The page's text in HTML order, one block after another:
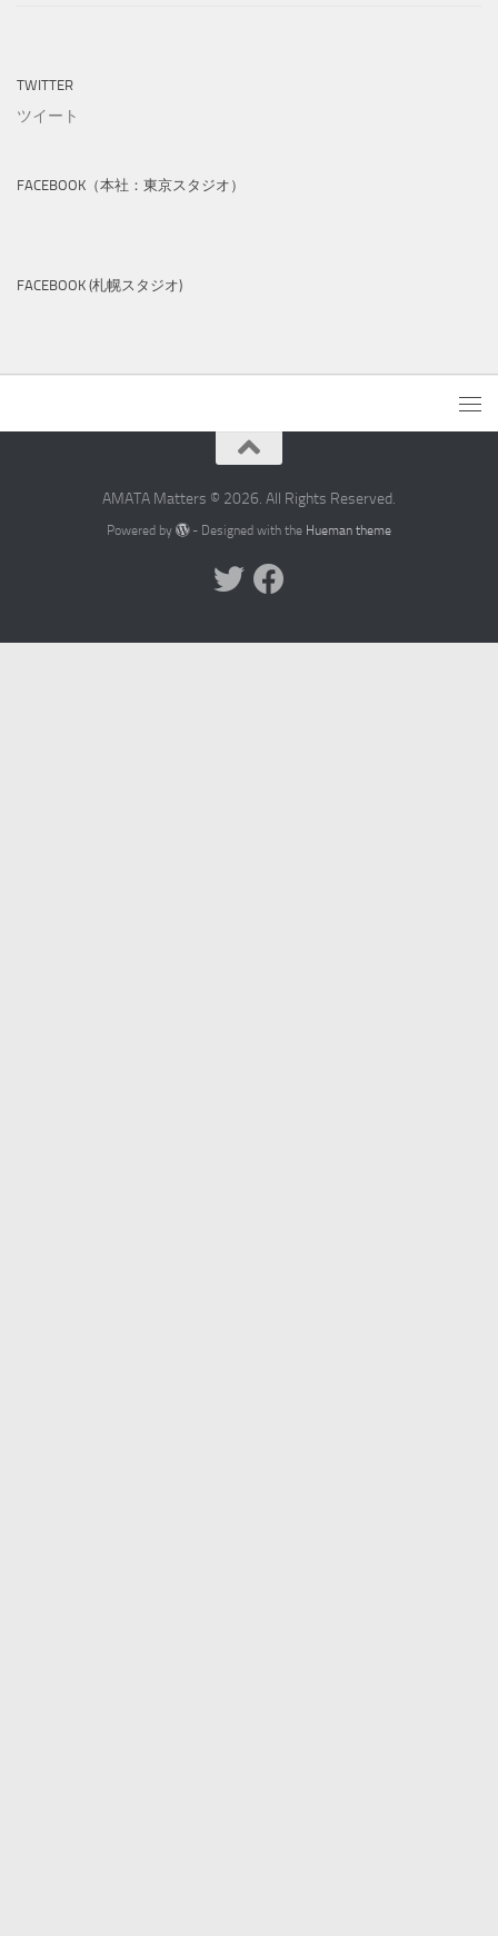
TWITTER
ツイート
FACEBOOK（本社：東京スタジオ）
FACEBOOK (札幌スタジオ)
AMATA Matters © 2026. All Rights Reserved.
Powered by - Designed with the Hueman theme